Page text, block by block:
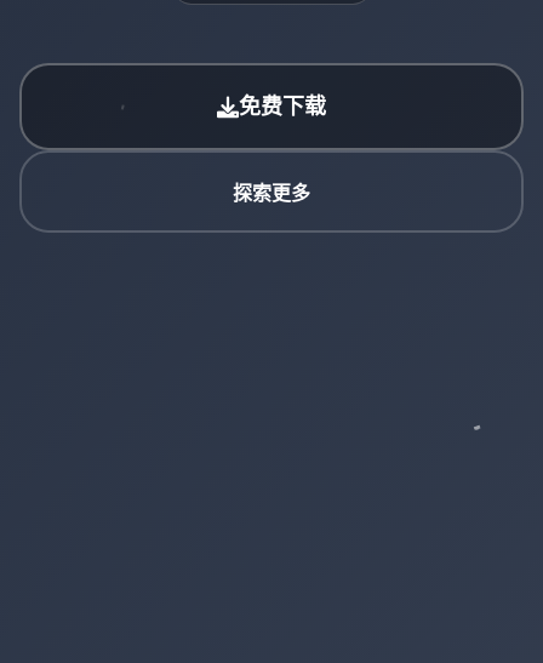
免费下载
探索更多